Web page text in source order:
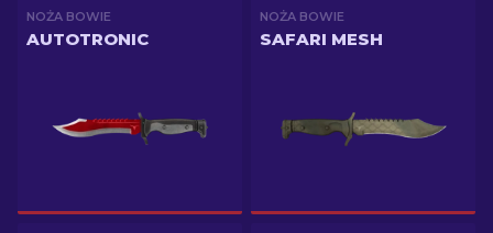
NOŻA BOWIE
AUTOTRONIC
NOŻA BOWIE
SAFARI MESH